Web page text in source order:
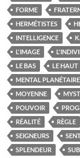
FORME
HERMÉTISTES
INTELLIGENCE
L'IMAGE
LE BAS
LE HAUT
MENTAL PLANÉTAIRE
MOYENNE
POUVOIR
RÉALITÉ
RÈGLE
SEIGNEURS
SPLENDEUR